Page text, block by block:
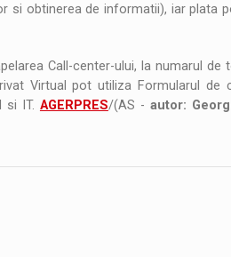
si obtinerea de informatii), iar plata
Call-center-ului, la numarul de
Virtual pot utiliza Formularul de
si IT. AGERPRES/(AS -autor: